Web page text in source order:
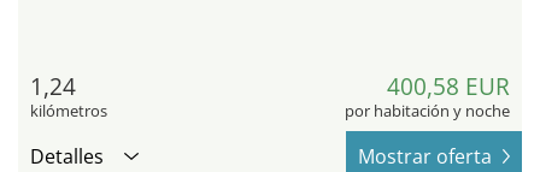
1,24
kilómetros
400,58 EUR
por habitación y noche
Detalles Mostrar oferta